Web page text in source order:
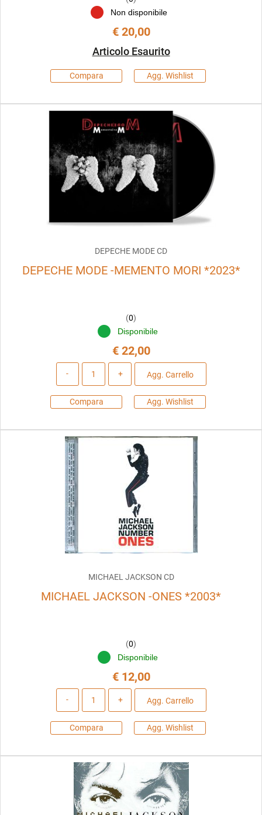
Non disponibile
€ 20,00
Articolo Esaurito
Compara Agg. Wishlist
DEPECHE MODE CD
DEPECHE MODE -MEMENTO MORI *2023*
(0)
Disponibile
€ 22,00
Agg. Carrello
Compara Agg. Wishlist
MICHAEL JACKSON CD
MICHAEL JACKSON -ONES *2003*
(0)
Disponibile
€ 12,00
Agg. Carrello
Compara Agg. Wishlist